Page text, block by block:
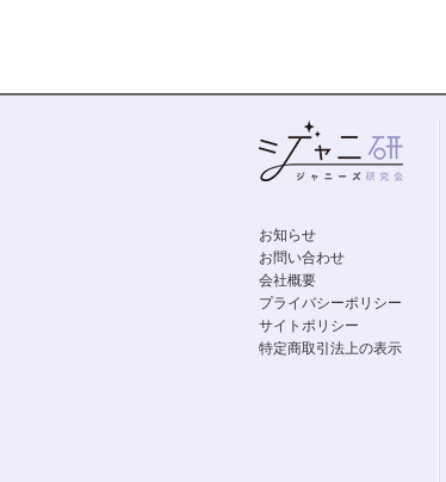
お知らせ
お問い合わせ
会社概要
プライバシーポリシー
サイトポリシー
特定商取引法上の表示